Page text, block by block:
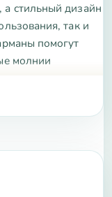
стильный дизайн
так и
помогут
молнии
материал –
делаете вклад в